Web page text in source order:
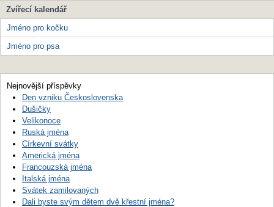
Zvířecí kalendář
Jméno pro kočku
Jméno pro psa
Nejnovější příspěvky
Den vzniku Československa
Dušičky
Velikonoce
Ruská jména
Církevní svátky
Americká jména
Francouzská jména
Italská jména
Svátek zamilovaných
Dali byste svým dětem dvě křestní jména?